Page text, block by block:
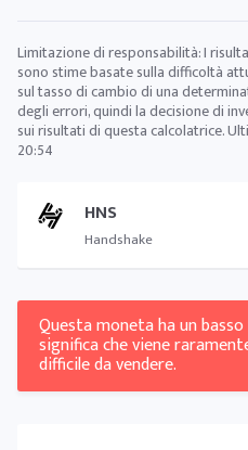
HNS
Handshake
Questa moneta ha un
significa che viene
difficile da vendere.
Limitazione di responsabilità: I
sono stime basate sulla difficoltà
sul tasso di cambio di una
degli errori, quindi la decisione di
sui risultati di questa calcolatrice.
20:54